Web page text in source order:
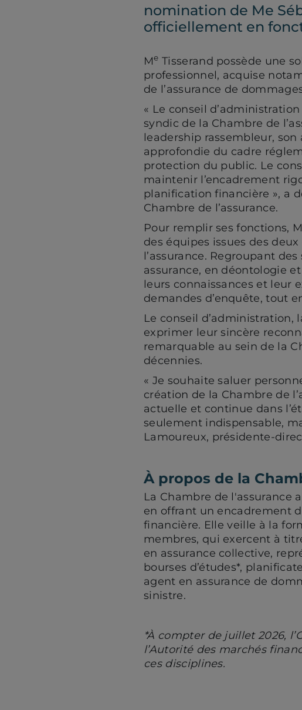
nomination de Me
officiellement en
Me Tisserand possède une
professionnel, acquise
de l’assurance de
« Le conseil
syndic de la Chambre de
leadership rassembleur,
approfondie du cadre
protection du public. Le
maintenir l’encadrement
planification financière », a
Chambre de l’assurance.
Pour remplir ses fonctions,
des équipes issues des
l’assurance. Regroupant
assurance, en déontologie
leurs connaissances et leur
demandes d’enquête, tout
Le conseil d’administration,
exprimer leur sincère
remarquable au sein de la
décennies.
« Je souhaite saluer
création de la Chambre de
actuelle et continue dans
seulement indispensable,
Lamoureux, présidente-
À propos de la
La Chambre de l'assurance
en offrant un encadrement
financière. Elle veille à la
membres, qui exercent à
en assurance collective,
bourses d’études*,
agent en assurance de
sinistre.
*À compter de juillet 2026,
l’Autorité des marchés
ces disciplines.